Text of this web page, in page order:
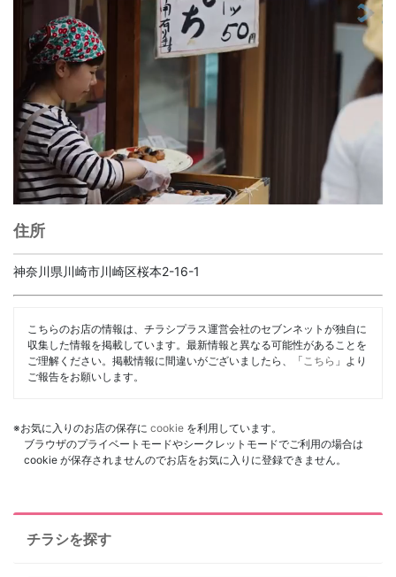
住所
神奈川県川崎市川崎区桜本2-16-1
こちらのお店の情報は、チラシプラス運営会社のセブンネットが独自に
収集した情報を掲載しています。最新情報と異なる可能性があることを
ご理解ください。掲載情報に間違いがございましたら、「 こちら 」より
ご報告をお願いします。
※お気に入りのお店の保存に cookie を利用しています。
ブラウザのプライベートモードやシークレットモードでご利用の場合は
cookie が保存されませんのでお店をお気に入りに登録できません。
チラシを探す